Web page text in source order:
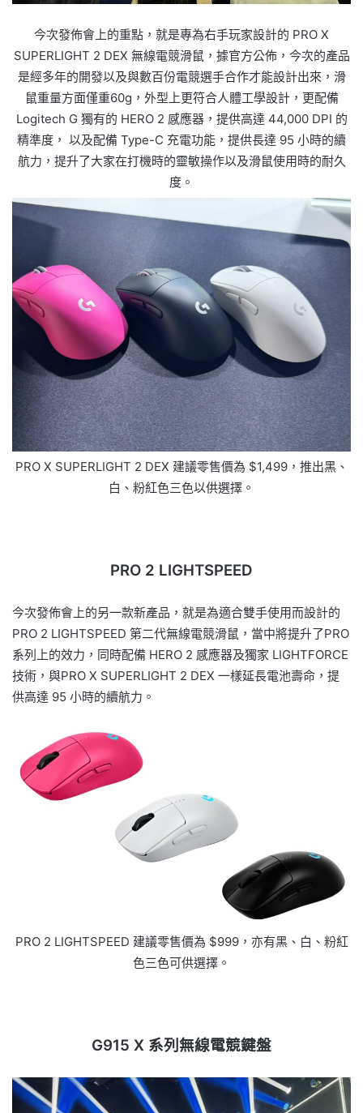
今次發佈會上的重點，就是專為右手玩家設計的 PRO X
SUPERLIGHT 2 DEX 無線電競滑鼠，據官方公佈，今次的產品
是經多年的開發以及與數百份電競選手合作才能設計出來，滑
鼠重量方面僅重60g，外型上更符合人體工學設計，更配備
Logitech G 獨有的 HERO 2 感應器，提供高達 44,000 DPI 的
精準度， 以及配備 Type-C 充電功能，提供長達 95 小時的續
航力，提升了大家在打機時的靈敏操作以及滑鼠使用時的耐久
度。
PRO X SUPERLIGHT 2 DEX 建議零售價為 $1,499，推出黑、
白、粉紅色三色以供選擇。
PRO 2 LIGHTSPEED
今次發佈會上的另一款新產品，就是為適合雙手使用而設計的
PRO 2 LIGHTSPEED 第二代無線電競滑鼠，當中將提升了PRO
系列上的效力，同時配備 HERO 2 感應器及獨家 LIGHTFORCE
技術，與PRO X SUPERLIGHT 2 DEX 一樣延長電池壽命，提
供高達 95 小時的續航力。
PRO 2 LIGHTSPEED 建議零售價為 $999，亦有黑、白、粉紅
色三色可供選擇。
G915 X 系列無線電競鍵盤